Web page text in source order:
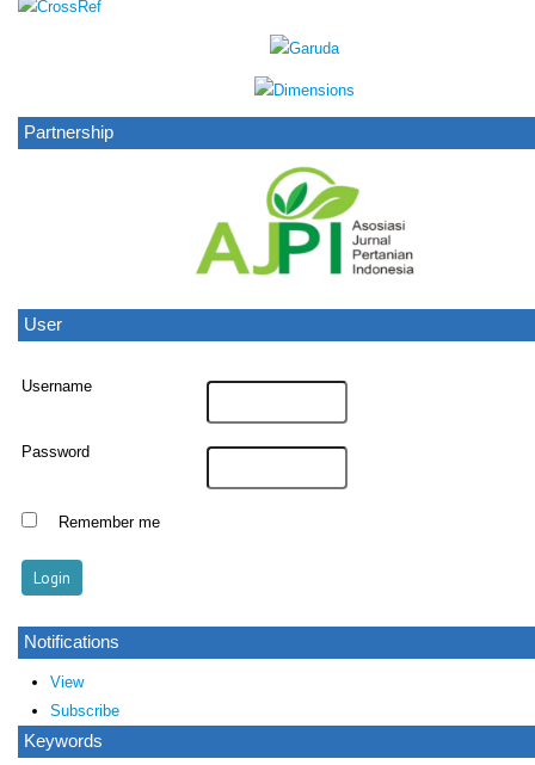
Partnership
User
Username
Password
Remember me
Notifications
View
Subscribe
Keywords